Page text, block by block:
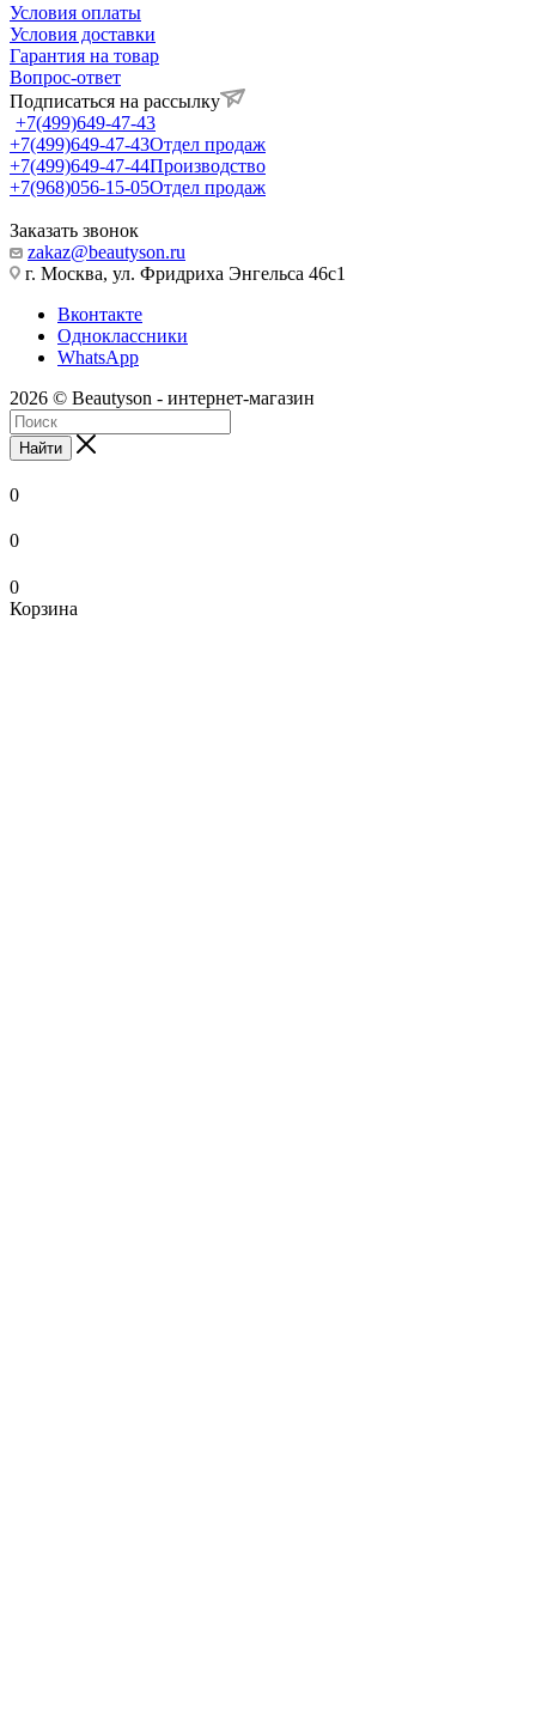
Условия оплаты
Условия доставки
Гарантия на товар
Вопрос-ответ
Подписаться на рассылку
+7(499)649-47-43
+7(499)649-47-43Отдел продаж
+7(499)649-47-44Производство
+7(968)056-15-05Отдел продаж
Заказать звонок
zakaz@beautyson.ru
г. Москва, ул. Фридриха Энгельса 46с1
Вконтакте
Одноклассники
WhatsApp
2026 © Beautyson - интернет-магазин
Найти
0
0
0
Корзина